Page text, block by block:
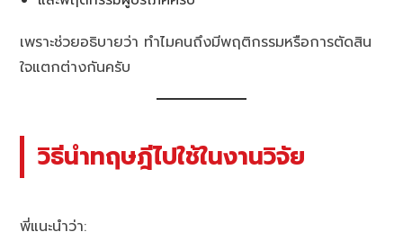
เพราะช่วยอธิบายว่า ทำไมคนถึงมีพฤติกรรมหรือการตัดสิน
ใจแตกต่างกันครับ
วิธีนำทฤษฎีไปใช้ในงานวิจัย
พี่แนะนำว่า: